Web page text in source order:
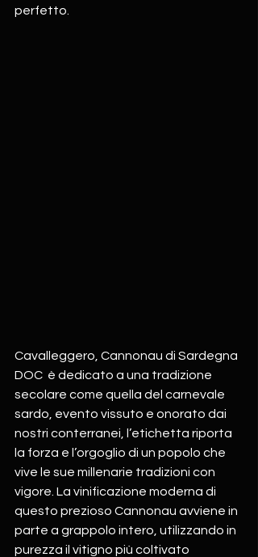
perfetto.
Cavalleggero, Cannonau di Sardegna
DOC  è dedicato a una tradizione
secolare come quella del carnevale
sardo, evento vissuto e onorato dai
nostri conterranei, l’etichetta riporta
la forza e l’orgoglio di un popolo che
vive le sue millenarie tradizioni con
vigore. La vinificazione moderna di
questo prezioso Cannonau avviene in
parte a grappolo intero, utilizzando in
purezza il vitigno più coltivato